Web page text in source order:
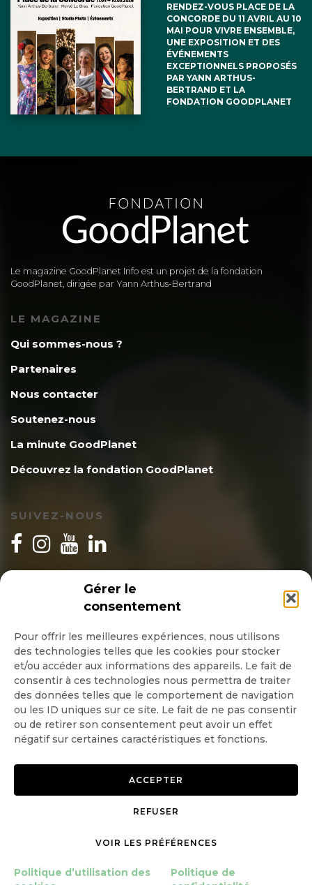
Gérer le
consentement
Pour offrir les meilleures expériences, nous utilisons
des technologies telles que les cookies pour stocker
et/ou accéder aux informations des appareils. Le fait de
consentir à ces technologies nous permettra de traiter
des données telles que le comportement de navigation
ou les ID uniques sur ce site. Le fait de ne pas consentir
ou de retirer son consentement peut avoir un effet
négatif sur certaines caractéristiques et fonctions.
ACCEPTER
REFUSER
VOIR LES PRÉFÉRENCES
Politique d’utilisation des
Politique de
RENDEZ-VOUS PLACE DE LA
CONCORDE DU 11 AVRIL AU 10
MAI POUR VIVRE ENSEMBLE,
UNE EXPOSITION ET DES
ÉVÉNEMENTS
EXCEPTIONNELS PROPOSÉS
PAR YANN ARTHUS-
BERTRAND ET LA
FONDATION GOODPLANET
Le magazine GoodPlanet Info est un projet de la fondation
GoodPlanet, dirigée par Yann Arthus-Bertrand
LE MAGAZINE
Qui sommes-nous ?
Partenaires
Nous contacter
Soutenez-nous
La minute GoodPlanet
Découvrez la fondation GoodPlanet
SUIVEZ-NOUS
INSCRIPTION NEWSLETTER
Quotidienne
Hebdo
OK
Politique de confidentialité